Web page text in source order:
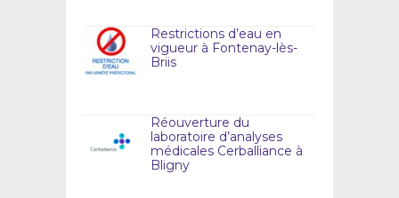
Restrictions d’eau en
vigueur à Fontenay-lès-
Briis
Réouverture du
laboratoire d’analyses
médicales Cerballiance à
Bligny